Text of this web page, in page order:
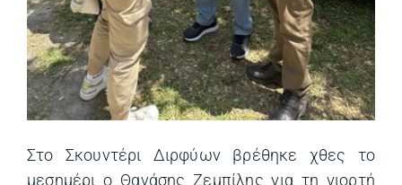
Στο Σκουντέρι Διρφύων βρέθηκε χθες το
μεσημέρι ο Θανάσης Ζεμπίλης για τη γιορτή